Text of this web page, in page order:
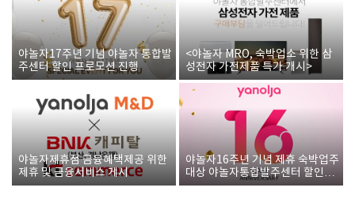
야놀자17주년 기념 야놀자 통합발
주센터 할인 프로모션 진행
<야놀자 MRO, 숙박업소 위한 삼
성전자 가전제품 특가 개시>
야놀자제휴점 금융혜택제공 위한
제휴 및 금융서비스 게시
야놀자16주년 기념 제휴 숙박업주
대상 야놀자통합발주센터 할인쿠
폰 증정